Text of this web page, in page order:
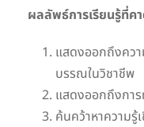
ผลลัพธ์การเรียนรู้ที่ค
แสดงออกถึงคว
บรรณในวิชาชีพ
แสดงออกถึงกา
ค้นคว้าหาความรู้